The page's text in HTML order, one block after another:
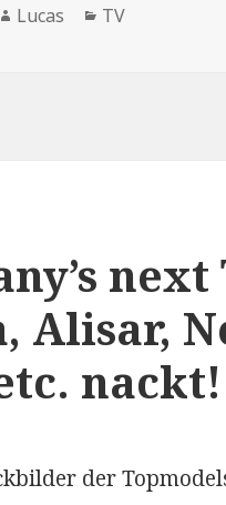
Autor
Lucas Kategorien
TV
Alisar,
nackt!
der